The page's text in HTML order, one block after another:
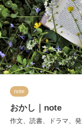
note
おかし｜note
作文、読書、ドラマ、